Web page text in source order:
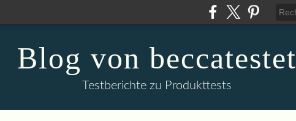
Blog von beccatestet
Testberichte zu Produkttests